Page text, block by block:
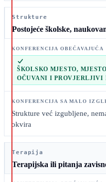
Strukture
Postojeće školske,
ŠKOLSKO MJESTO,
OČUVANI I PROVJERLJIVI
Strukture već izgubljene,
okvira
Terapija
Terapijska ili pitanja